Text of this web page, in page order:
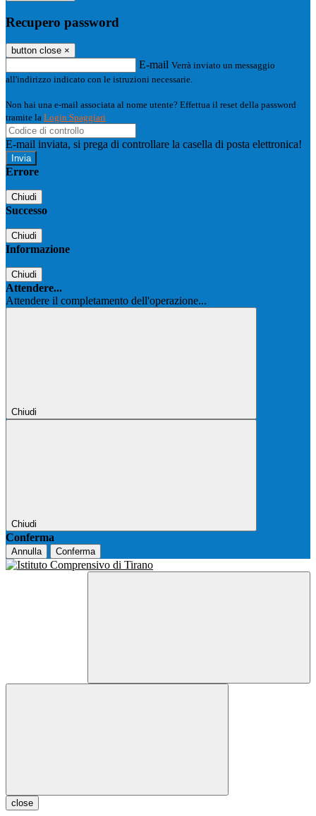
Recupero password
button close ×
E-mail Verrà inviato un messaggio
all'indirizzo indicato con le istruzioni necessarie.
Non hai una e-mail associata al nome utente? Effettua il reset della password
tramite la Login Spaggiari
E-mail inviata, si prega di controllare la casella di posta elettronica!
Errore
Chiudi
Successo
Chiudi
Informazione
Chiudi
Attendere...
Attendere il completamento dell'operazione...
Chiudi
Chiudi
Conferma
Annulla Conferma
close